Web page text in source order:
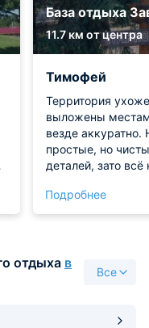
База отдыха
11.7 км от центра
Тимофей
Территория
выложены
везде аккуратно.
простые, но
деталей, зато всё
общая зона с
пожарить мясо,
атмосферно.
Подробнее
отдыха в
Все